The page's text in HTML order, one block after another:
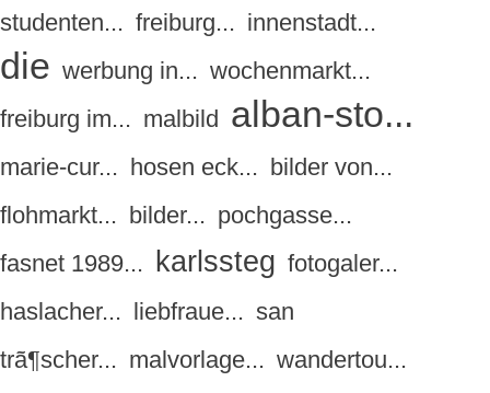
studenten... freiburg... innenstadt...
die werbung in... wochenmarkt...
freiburg im... malbild alban-sto...
marie-cur... hosen eck... bilder von...
flohmarkt... bilder... pochgasse...
fasnet 1989...
karlssteg fotogaler...
haslacher... liebfraue... san
trã¶scher... malvorlage... wandertou...